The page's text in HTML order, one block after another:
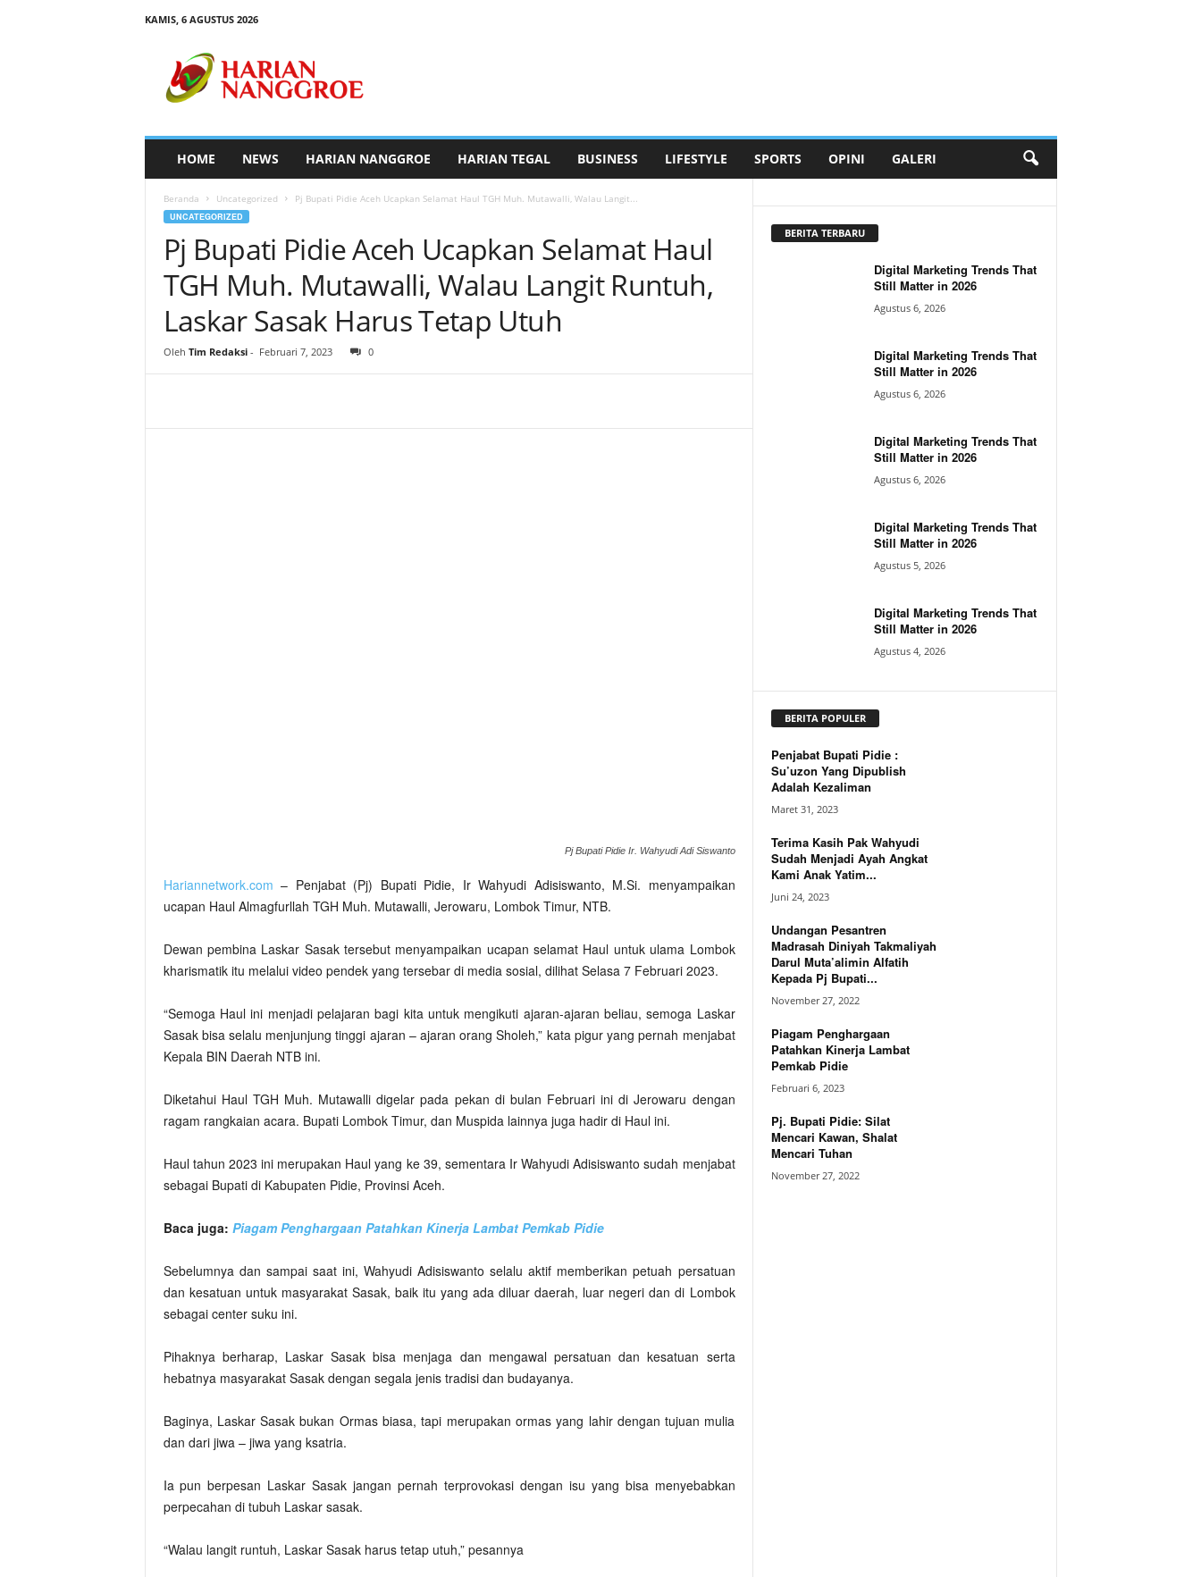
KAMIS, 6 AGUSTUS 2026
HOME NEWS HARIAN NANGGROE HARIAN TEGAL BUSINESS LIFESTYLE SPORTS OPINI GALERI
Beranda Uncategorized Pj Bupati Pidie Aceh Ucapkan Selamat Haul TGH Muh. Mutawalli, Walau Langit...
UNCATEGORIZED
Pj Bupati Pidie Aceh Ucapkan Selamat Haul
TGH Muh. Mutawalli, Walau Langit Runtuh,
Laskar Sasak Harus Tetap Utuh
Oleh Tim Redaksi- Februari 7, 2023 0
Pj Bupati Pidie Ir. Wahyudi Adi Siswanto
Hariannetwork.com – Penjabat (Pj) Bupati Pidie, Ir Wahyudi Adisiswanto, M.Si. menyampaikan
ucapan Haul Almagfurllah TGH Muh. Mutawalli, Jerowaru, Lombok Timur, NTB.
Dewan pembina Laskar Sasak tersebut menyampaikan ucapan selamat Haul untuk ulama Lombok
kharismatik itu melalui video pendek yang tersebar di media sosial, dilihat Selasa 7 Februari 2023.
“Semoga Haul ini menjadi pelajaran bagi kita untuk mengikuti ajaran-ajaran beliau, semoga Laskar
Sasak bisa selalu menjunjung tinggi ajaran – ajaran orang Sholeh,” kata pigur yang pernah menjabat
Kepala BIN Daerah NTB ini.
Diketahui Haul TGH Muh. Mutawalli digelar pada pekan di bulan Februari ini di Jerowaru dengan
ragam rangkaian acara. Bupati Lombok Timur, dan Muspida lainnya juga hadir di Haul ini.
Haul tahun 2023 ini merupakan Haul yang ke 39, sementara Ir Wahyudi Adisiswanto sudah menjabat
sebagai Bupati di Kabupaten Pidie, Provinsi Aceh.
Baca juga: Piagam Penghargaan Patahkan Kinerja Lambat Pemkab Pidie
Sebelumnya dan sampai saat ini, Wahyudi Adisiswanto selalu aktif memberikan petuah persatuan
dan kesatuan untuk masyarakat Sasak, baik itu yang ada diluar daerah, luar negeri dan di Lombok
sebagai center suku ini.
Pihaknya berharap, Laskar Sasak bisa menjaga dan mengawal persatuan dan kesatuan serta
hebatnya masyarakat Sasak dengan segala jenis tradisi dan budayanya.
Baginya, Laskar Sasak bukan Ormas biasa, tapi merupakan ormas yang lahir dengan tujuan mulia
dan dari jiwa – jiwa yang ksatria.
Ia pun berpesan Laskar Sasak jangan pernah terprovokasi dengan isu yang bisa menyebabkan
perpecahan di tubuh Laskar sasak.
“Walau langit runtuh, Laskar Sasak harus tetap utuh,” pesannya
BERITA TERBARU
Digital Marketing Trends That
Still Matter in 2026
Agustus 6, 2026
Digital Marketing Trends That
Still Matter in 2026
Agustus 6, 2026
Digital Marketing Trends That
Still Matter in 2026
Agustus 6, 2026
Digital Marketing Trends That
Still Matter in 2026
Agustus 5, 2026
Digital Marketing Trends That
Still Matter in 2026
Agustus 4, 2026
BERITA POPULER
Penjabat Bupati Pidie :
Su’uzon Yang Dipublish
Adalah Kezaliman
Maret 31, 2023
Terima Kasih Pak Wahyudi
Sudah Menjadi Ayah Angkat
Kami Anak Yatim...
Juni 24, 2023
Undangan Pesantren
Madrasah Diniyah Takmaliyah
Darul Muta’alimin Alfatih
Kepada Pj Bupati...
November 27, 2022
Piagam Penghargaan
Patahkan Kinerja Lambat
Pemkab Pidie
Februari 6, 2023
Pj. Bupati Pidie: Silat
Mencari Kawan, Shalat
Mencari Tuhan
November 27, 2022